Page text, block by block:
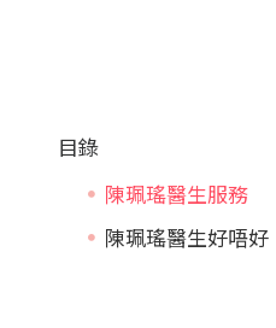
目錄
陳珮瑤醫生服務
陳珮瑤醫生好唔好